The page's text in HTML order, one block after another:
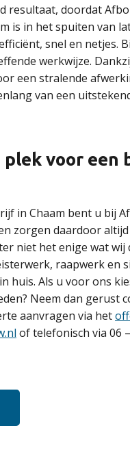
resultaat, doordat
is in het spuiten van
snel en netjes.
werkwijze.
een stralende
van een
plek voor
in Chaam bent u bij
zorgen daardoor
niet het enige wat wij
raapwerk en
huis. Als u voor ons
Neem dan gerust
aanvragen via het
of telefonisch via 06